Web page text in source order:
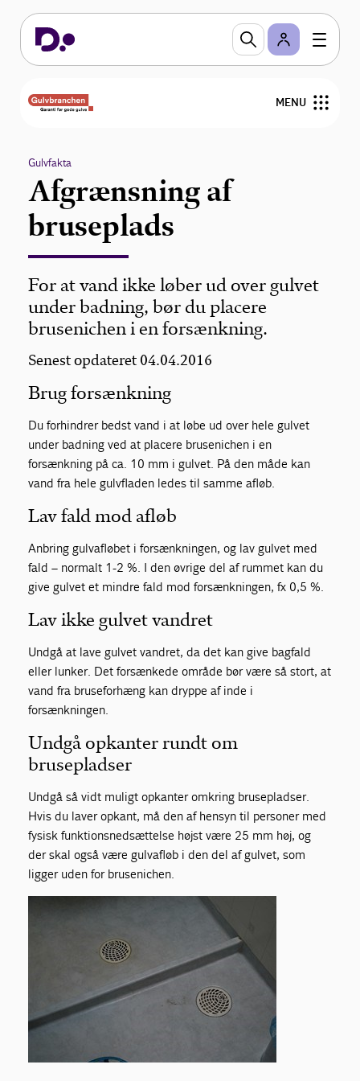
MENU
Nyheder
Arrangementer
Gulvfakta
GVK
For medlemmer
Find medlemmer
Om Gulvbranchen
Bliv medlem
Gulvfakta
Afgrænsning af
bruseplads
For at vand ikke løber ud over gulvet
under badning, bør du placere
brusenichen i en forsænkning.
Senest opdateret 04.04.2016
Brug forsænkning
Du forhindrer bedst vand i at løbe ud over hele gulvet
under badning ved at placere brusenichen i en
forsænkning på ca. 10 mm i gulvet. På den måde kan
vand fra hele gulvfladen ledes til samme afløb.
Lav fald mod afløb
Anbring gulvafløbet i forsænkningen, og lav gulvet med
fald – normalt 1-2 %. I den øvrige del af rummet kan du
give gulvet et mindre fald mod forsænkningen, fx 0,5 %.
Lav ikke gulvet vandret
Undgå at lave gulvet vandret, da det kan give bagfald
eller lunker. Det forsænkede område bør være så stort, at
vand fra bruseforhæng kan dryppe af inde i
forsænkningen.
Undgå opkanter rundt om
brusepladser
Undgå så vidt muligt opkanter omkring brusepladser.
Hvis du laver opkant, må den af hensyn til personer med
fysisk funktionsnedsættelse højst være 25 mm høj, og
der skal også være gulvafløb i den del af gulvet, som
ligger uden for brusenichen.